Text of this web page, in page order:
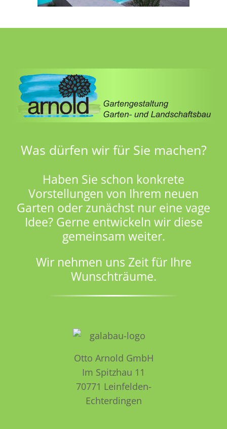
Was dürfen wir für Sie machen?
Haben Sie schon konkrete
Vorstellungen von Ihrem neuen
Garten oder zunächst nur eine vage
Idee? Gerne entwickeln wir diese
gemeinsam weiter.
Wir nehmen uns Zeit für Ihre
Wunschträume.
Otto Arnold GmbH
Im Spitzhau 11
70771 Leinfelden­­
Echterdingen